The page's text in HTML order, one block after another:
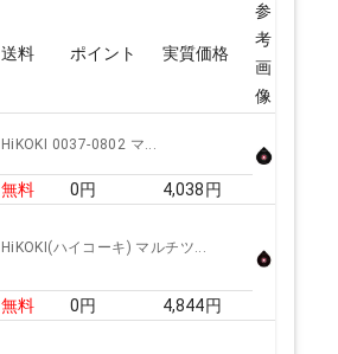
送料 ポイント 実質価格
参
考
画
像
HiKOKI 0037-0802 マ...
無料 0円 4,038円
HiKOKI(ハイコーキ) マルチツ...
無料 0円 4,844円